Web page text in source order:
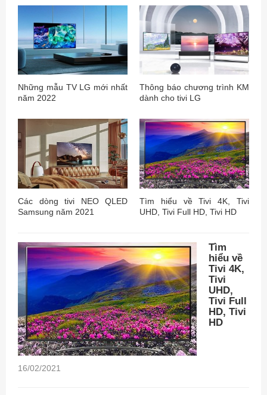
Những mẫu TV LG mới nhất
năm 2022
Thông báo chương trình KM
dành cho tivi LG
Các dòng tivi NEO QLED
Samsung năm 2021
Tìm hiểu về Tivi 4K, Tivi
UHD, Tivi Full HD, Tivi HD
Tìm
hiểu về
Tivi 4K,
Tivi
UHD,
Tivi Full
HD, Tivi
HD
16/02/2021